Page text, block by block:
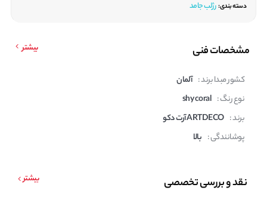
دسته بندی: رژلب جامد
مشخصات فنی بیشتر
کشور مبدا برند : آلمان
نوع رنگ : shy coral
برند : ARTDECO آرت دکو
پوشانندگی : بالا
نقد و بررسی تخصصی بیشتر